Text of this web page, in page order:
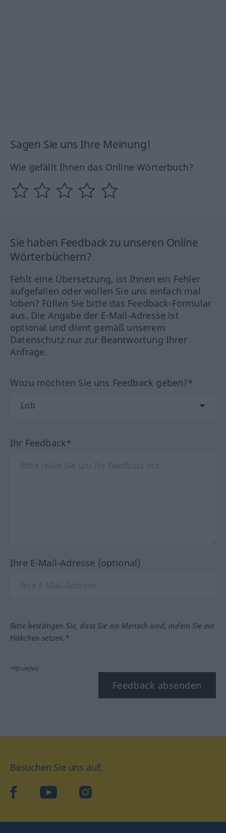
Sagen Sie uns Ihre Meinung!
Wie gefällt Ihnen das Online Wörterbuch?
Sie haben Feedback zu unseren Online
Wörterbüchern?
Fehlt eine Übersetzung, ist Ihnen ein Fehler
aufgefallen oder wollen Sie uns einfach mal
loben? Füllen Sie bitte das Feedback-Formular
aus. Die Angabe der E-Mail-Adresse ist
optional und dient gemäß unserem
Datenschutz nur zur Beantwortung Ihrer
Anfrage.
Wozu möchten Sie uns Feedback geben?*
Ihr Feedback*
Ihre E-Mail-Adresse (optional)
Bitte bestätigen Sie, dass Sie ein Mensch sind, indem Sie ein
Häkchen setzen.*
*Pflichtfeld
Feedback absenden
Besuchen Sie uns auf:
facebook YouTube Instagram